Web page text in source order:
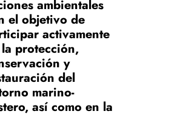
ambientales
el objetivo de
activamente
protección,
y
del
marino-
así como en la